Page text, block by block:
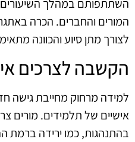
השתתפותם במהלך
המורים והחברים. הכרה
לצורך מתן סיוע והכוונה
הקשבה לצרכים
למידה מרחוק מחייבת גישה
אישיים של תלמידים. מורים
בהתנהגות, כמו ירידה ברמת